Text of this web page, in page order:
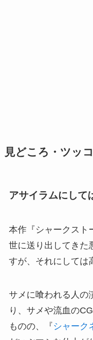
見どころ・ツッ
アサイラムにして
本作『シャークスト
世に送り出してきた
すが、それにしては
サメに喰われる人の
り、サメや流血の
ものの、『 シャーク